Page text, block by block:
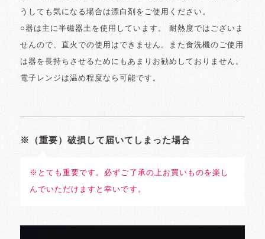
うしても気になる場合は漂白剤をご使用ください。
○器は主に半磁器土を使用しています。 耐熱度ではございま
せんので、直火での使用はできません。また食洗機のご使用
は器を長持ちさせるためにもあまりお勧めしておりません。
電子レンジは温め程度なら可能です。
※（重要）破損して届いてしまった場合
※とても重要です。必ずご了承の上お買いものを楽し
んでいただけますと幸いです。